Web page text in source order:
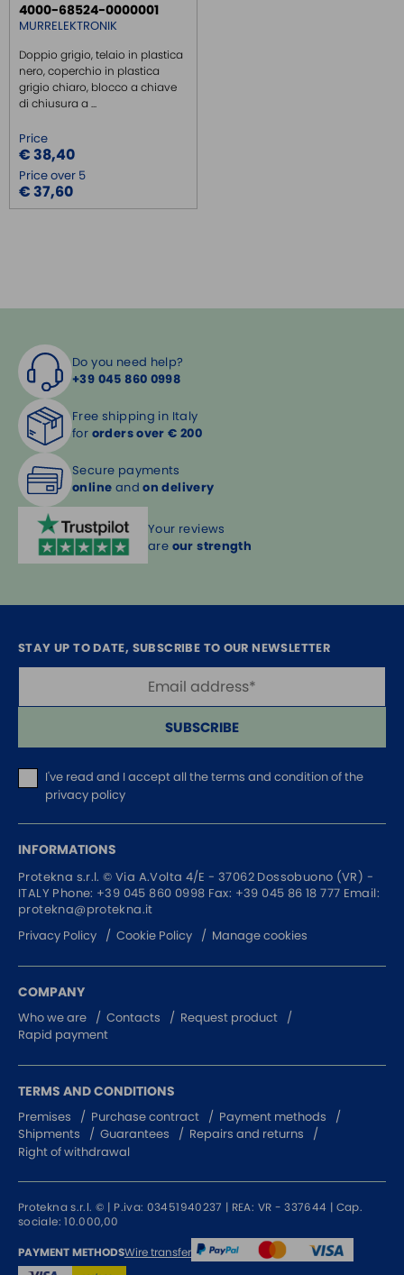
4000-68524-0000001
MURRELEKTRONIK
Doppio grigio, telaio in plastica
nero, coperchio in plastica
grigio chiaro, blocco a chiave
di chiusura a ...
Price
€ 38,40
Price over 5
€ 37,60
Do you need help?
+39 045 860 0998
Free shipping in Italy
for orders over € 200
Secure payments
online andon delivery
Your reviews
are our strength
STAY UP TO DATE, SUBSCRIBE TO OUR NEWSLETTER
SUBSCRIBE
I've read and I acceptall the terms and condition of the
privacy policy
INFORMATIONS
Protekna s.r.l. © Via A.Volta 4/E - 37062 Dossobuono (VR) -
ITALY Phone: +39 045 860 0998 Fax: +39 045 86 18 777 Email:
protekna@protekna.it
Privacy Policy
Cookie Policy Manage cookies
COMPANY
Who we are Contacts
Request product
Rapid payment
TERMS AND CONDITIONS
Premises Purchase contract
Payment methods
Shipments
Guarantees
Repairs and returns
Right of withdrawal
Protekna s.r.l. © | P.iva: 03451940237 | REA: VR - 337644 | Cap.
sociale: 10.000,00
PAYMENT METHODSWire transfer